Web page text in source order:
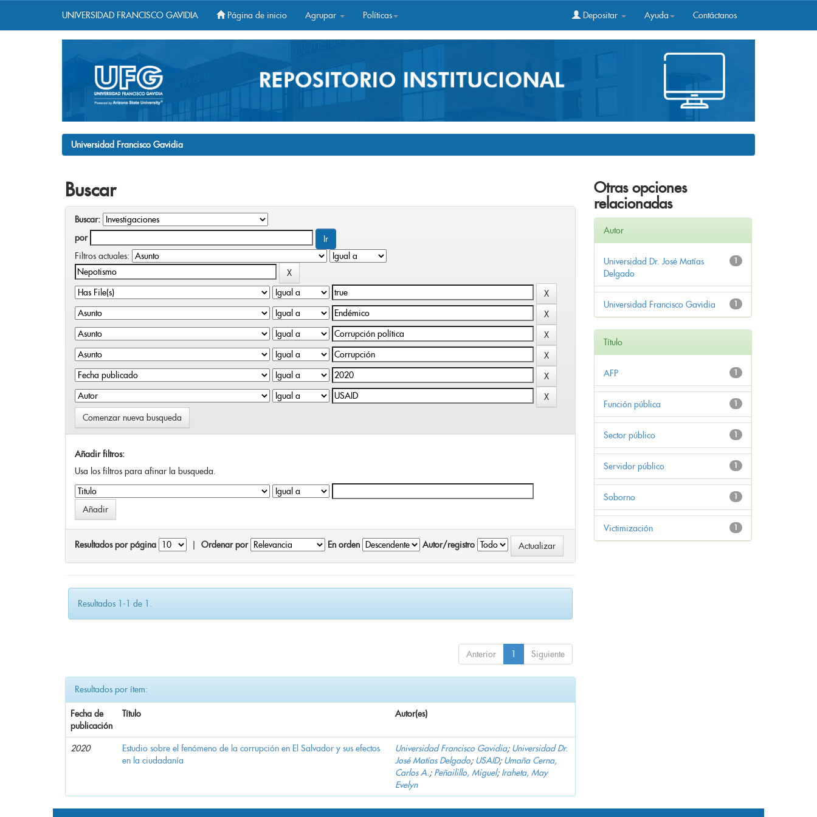
UNIVERSIDAD FRANCISCO GAVIDIA Página de inicio Agrupar Políticas Depositar Ayuda Contáctanos
Universidad Francisco Gavidia
Buscar
Buscar:
por
Filtros actuales:
Comenzar nueva busqueda
Añadir filtros:
Usa los filtros para afinar la busqueda.
Resultados por página Ordenar por En orden Autor/registro
Resultados 1-1 de 1.
Anterior 1 Siguiente
Resultados por ítem:
Fecha de
publicación
Título Autor(es)
2020
Estudio sobre el fenómeno de la corrupción en El Salvador y sus efectos
en la ciudadanía
Universidad Francisco Gavidia; Universidad Dr.
José Matías Delgado; USAID; Umaña Cerna,
Carlos A.; Peñailillo, Miguel; Iraheta, May
Evelyn
Otras opciones
relacionadas
Autor
1
Universidad Dr. José Matías
Delgado
1
Universidad Francisco Gavidia
Título
1
AFP
1
Función pública
1
Sector público
1
Servidor público
1
Soborno
1
Victimización